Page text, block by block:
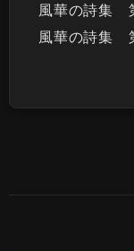
風華の詩集
風華の詩集